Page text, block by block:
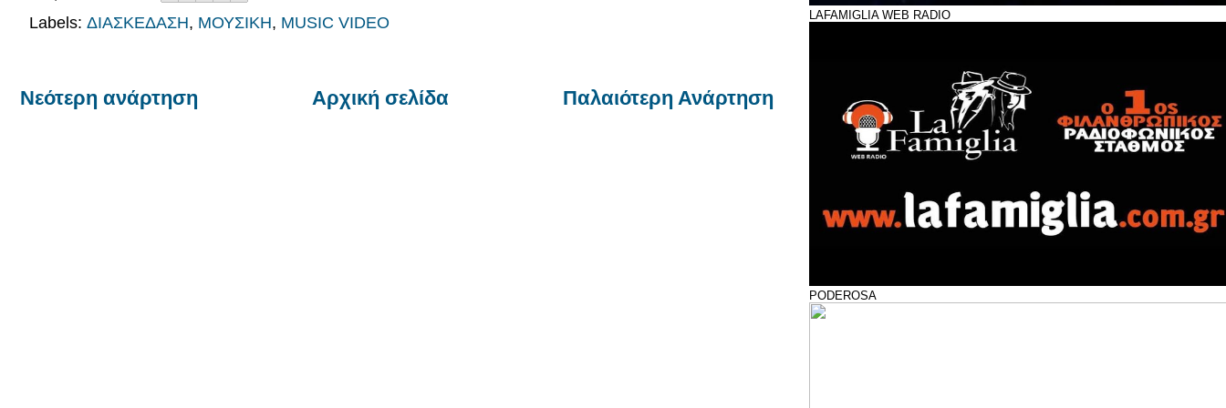
Labels: ΔΙΑΣΚΕΔΑΣΗ, ΜΟΥΣΙΚΗ, MUSIC VIDEO
Νεότερη ανάρτηση Παλαιότερη Ανάρτηση
Αρχική σελίδα
LAFAMIGLIA WEB RADIO
PODEROSA